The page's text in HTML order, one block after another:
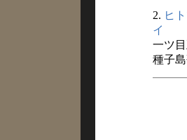
2. ヒ
イ
一ツ
種子